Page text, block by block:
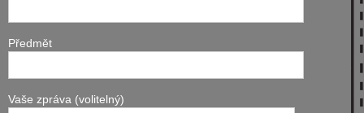
Předmět
Vaše zpráva (volitelný)